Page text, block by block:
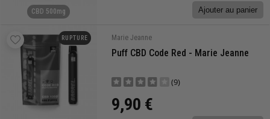
CBD 500mg Ajouter au panier
RUPTURE Marie Jeanne
Puff CBD Code Red - Marie Jeanne
(9)
9,90 €